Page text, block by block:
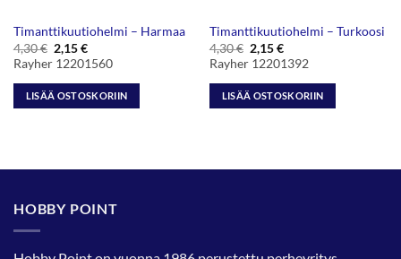
Timanttikuutiohelmi – Harmaa
4,30€ Alkuperäinen
hinta
oli:
4,30 €.
2,15€Nykyinen
hinta
on:
2,15 €.
Rayher 12201560
LISÄÄ OSTOSKORIIN
Timanttikuutiohelmi – Turkoosi
4,30€ Alkuperäinen
hinta
oli:
4,30 €.
2,15€Nykyinen
hinta
on:
2,15 €.
Rayher 12201392
LISÄÄ OSTOSKORIIN
HOBBY POINT